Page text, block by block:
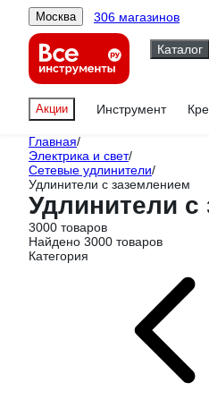
Москва 306 магазинов
Каталог
Акции Инструмент
Главная/
Электрика и свет/
Сетевые удлинители/
Удлинители с заземлением
Удлинители с
3000 товаров
Найдено 3000 товаров
Категория